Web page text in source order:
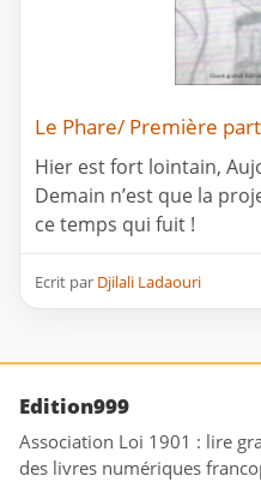
Le Phare/ Première
Hier est fort lointain,
Demain n’est que la
ce temps qui fuit !
Ecrit par Djilali Ladaouri
Edition999
Association Loi 1901 : lire
des livres numériques